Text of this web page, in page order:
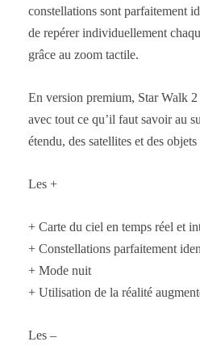
constellations sont parfaitement
de repérer individuellement
grâce au zoom tactile.
En version premium, Star Walk
avec tout ce qu’il faut savoir au
étendu, des satellites et des
Les +
+ Carte du ciel en temps réel et
+ Constellations parfaitement
+ Mode nuit
+ Utilisation de la réalité
Les –